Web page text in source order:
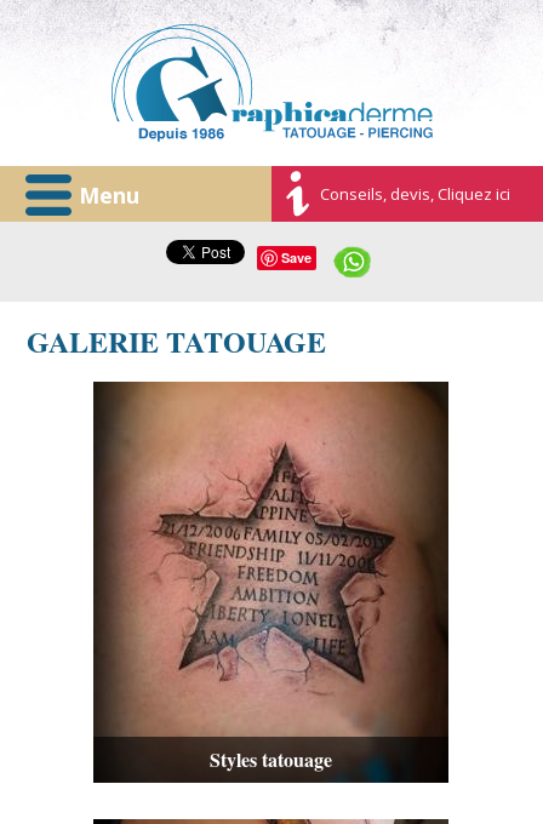
Menu Conseils, devis, Cliquez ici
Save
GALERIE TATOUAGE
Styles tatouage